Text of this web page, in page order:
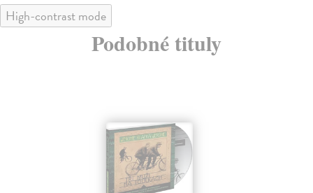
High-contrast mode
Podobné tituly